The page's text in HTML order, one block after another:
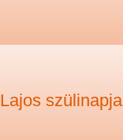
Lajos szülinapja